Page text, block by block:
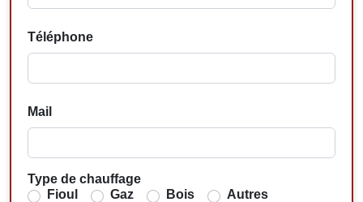
Téléphone
Mail
Type de chauffage
Fioul
Gaz Bois Autres